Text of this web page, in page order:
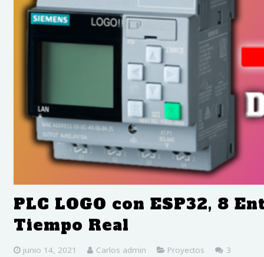
PLC LOGO con ESP32, 8
Tiempo Real
junio 14, 2021 Carlos admin Proyectos 3